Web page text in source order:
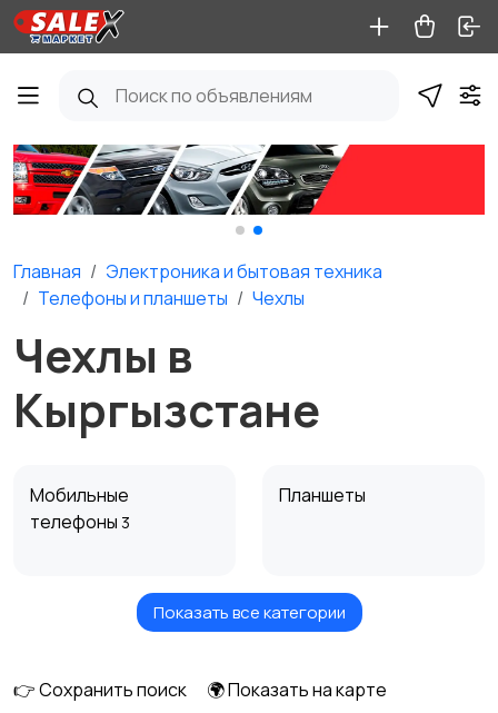
Главная
Электроника и бытовая техника
Телефоны и планшеты
Чехлы
Чехлы в
Кыргызстане
Мобильные
телефоны 3
Планшеты
Умные часы и
Стационарные
Показать все категории
👉 Сохранить поиск
🌍 Показать на карте